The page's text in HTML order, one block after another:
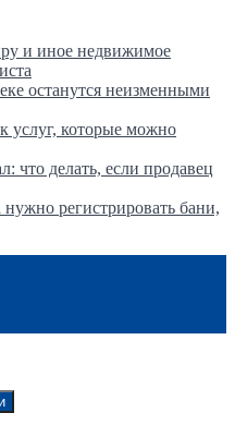
и иное недвижимое
останутся неизменными
услуг, которые можно
что делать, если продавец
нужно регистрировать бани,